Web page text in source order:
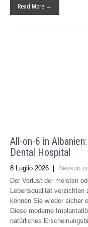
Read More →
All-on-6 in
Dental Hospital
8 Luglio 2026 | Nessun
Der Verlust der meisten
Lebensqualität verzichten
können Sie wieder sicher
Diese moderne
natürliches